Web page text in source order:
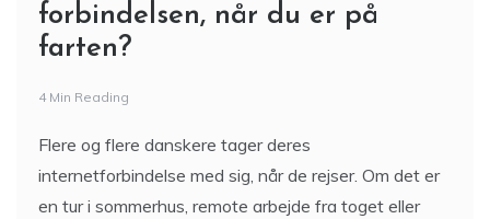
forbindelsen, når du er på
farten?
4 Min Reading
Flere og flere danskere tager deres
internetforbindelse med sig, når de rejser. Om det er
en tur i sommerhus, remote arbejde fra toget eller